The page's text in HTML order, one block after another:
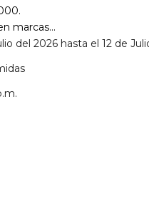
marcas...
del 2026 hasta el 12 de